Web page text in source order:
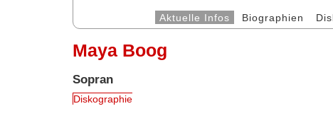
Aktuelle Infos Biographien
Maya Boog
Sopran
Diskographie